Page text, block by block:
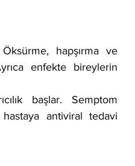
hapşırma ve
enfekte bireylerin
başlar. Semptom
antiviral tedavi